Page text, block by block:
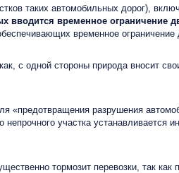
таких автомобильных дорог),
вводится временное ограничение
временное
с одной стороны природа вносит
«предотвращения разрушения
участка устанавливается
тормозит перевозки, так как